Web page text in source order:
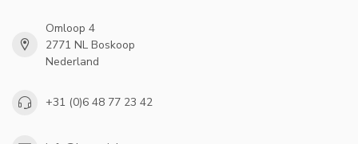
Omloop 4
2771 NL Boskoop
Nederland
+31 (0)6 48 77 23 42